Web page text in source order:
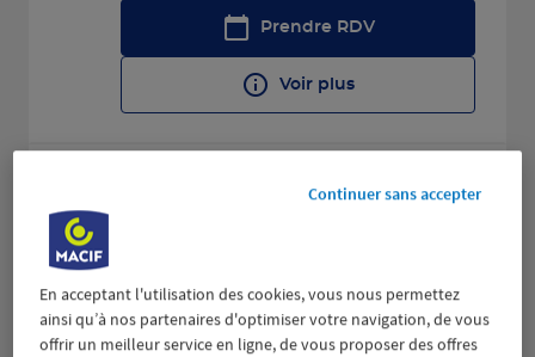
Prendre RDV
Voir plus
24.26
km
LILLE MONTEBELLO
Fermé actuellement
Prendre RDV
En acceptant l'utilisation des cookies, vous nous permettez
ainsi qu’à nos partenaires d'optimiser votre navigation, de vous
offrir un meilleur service en ligne, de vous proposer des offres
Continuer sans accepter